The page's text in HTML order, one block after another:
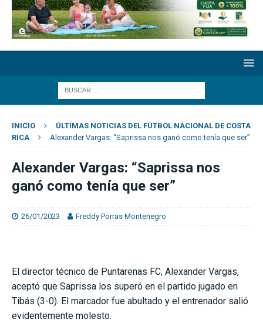
INICIO
ÚLTIMAS NOTICIAS DEL FÚTBOL NACIONAL DE COSTA
RICA
Alexander Vargas: “Saprissa nos ganó como tenía que ser”
Alexander Vargas: “Saprissa nos
ganó como tenía que ser”
26/01/2023 Freddy Porras Montenegro
El director técnico de Puntarenas FC, Alexander Vargas,
aceptó que Saprissa los superó en el partido jugado en
Tibás (3-0). El marcador fue abultado y el entrenador salió
evidentemente molesto.